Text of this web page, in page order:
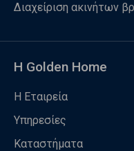
Διαχείριση ακινήτων
Η Golden Home
Η Εταιρεία
Υπηρεσίες
Καταστήματα